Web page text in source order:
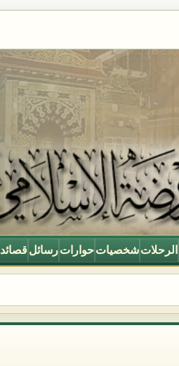
الرحلات شخصيات حوارات رسائل قصائد